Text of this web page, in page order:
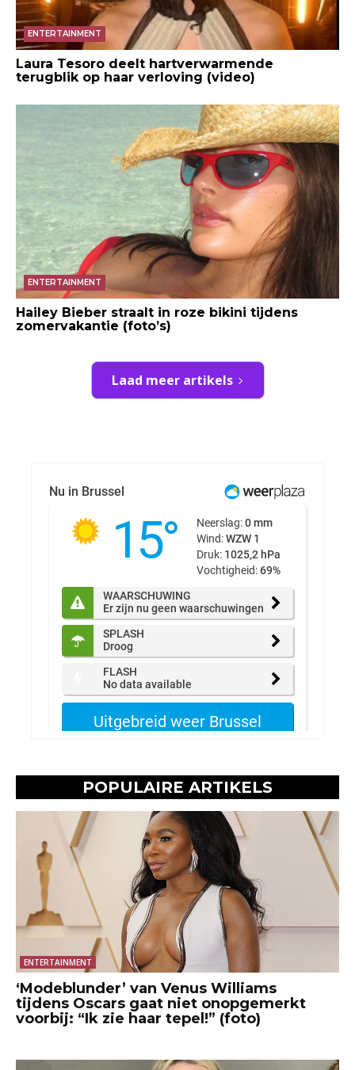
ENTERTAINMENT
Laura Tesoro deelt hartverwarmende
terugblik op haar verloving (video)
ENTERTAINMENT
Hailey Bieber straalt in roze bikini tijdens
zomervakantie (foto’s)
Laad meer artikels
POPULAIRE ARTIKELS
ENTERTAINMENT
‘Modeblunder’ van Venus Williams
tijdens Oscars gaat niet onopgemerkt
voorbij: “Ik zie haar tepel!” (foto)